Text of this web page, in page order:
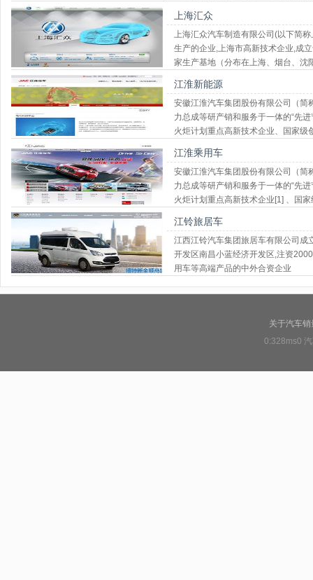
上海汇众
上海汇众汽车制造有限公司(以下简
生产的企业,上海市高新技术企业,成
家生产基地（分布在上海、烟台、
江淮新能源
安徽江淮汽车集团股份有限公司（
力总成等研产销和服务于一体的“先
火炬计划重点高新技术企业、国家
江淮乘用车
安徽江淮汽车集团股份有限公司（
力总成等研产销和服务于一体的“先
火炬计划重点高新技术企业[1] 、国
江铃旅居车
江西江铃汽车集团旅居车有限公司
开发区南昌小蓝经济开发区,注资
用车等高端产品的中外合资企业
关于汽车
0:328ms0